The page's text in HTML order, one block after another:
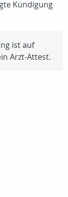
Kündigung
ist auf
Arzt-Attest.